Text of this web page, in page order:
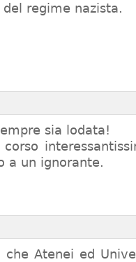
regime nazista.
sia lodata!
a un ignorante.
che Atenei ed